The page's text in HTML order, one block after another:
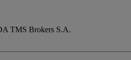
TMS Brokers S.A.